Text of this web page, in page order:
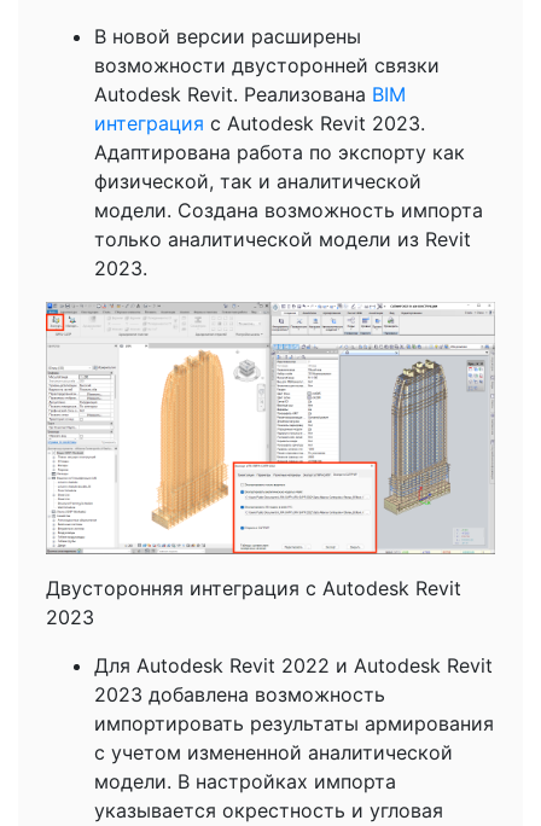
В новой версии расширены
возможности двусторонней связки
Autodesk Revit. Реализована BIM
интеграция с Autodesk Revit 2023.
Адаптирована работа по экспорту как
физической, так и аналитической
модели. Создана возможность импорта
только аналитической модели из Revit
2023.
Двусторонняя интеграция с Autodesk Revit
2023
Для Autodesk Revit 2022 и Autodesk Revit
2023 добавлена возможность
импортировать результаты армирования
с учетом измененной аналитической
модели. В настройках импорта
указывается окрестность и угловая